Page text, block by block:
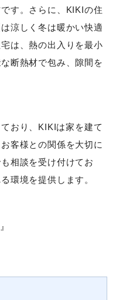
す。さらに、KIKIの住
涼しく冬は暖かい快適
は、熱の出入りを最小
断熱材で包み、隙間を
おり、KIKIは家を建て
客様との関係を大切に
相談を受け付けてお
環境を提供します。